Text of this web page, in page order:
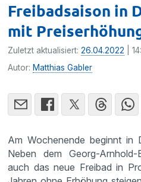
Freibadsaison in
mit
Zuletzt aktualisiert:26.04.2022 |
Autor: Matthias Gabler
Am Wochenende beginnt in
Neben dem Georg-
auch das neue Freibad in